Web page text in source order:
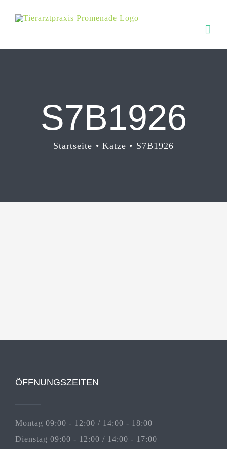
Inhalt
S7B1926
Startseite Katze S7B1926
ÖFFNUNGSZEITEN
Montag 09:00 - 12:00 / 14:00 - 18:00
Dienstag 09:00 - 12:00 / 14:00 - 17:00